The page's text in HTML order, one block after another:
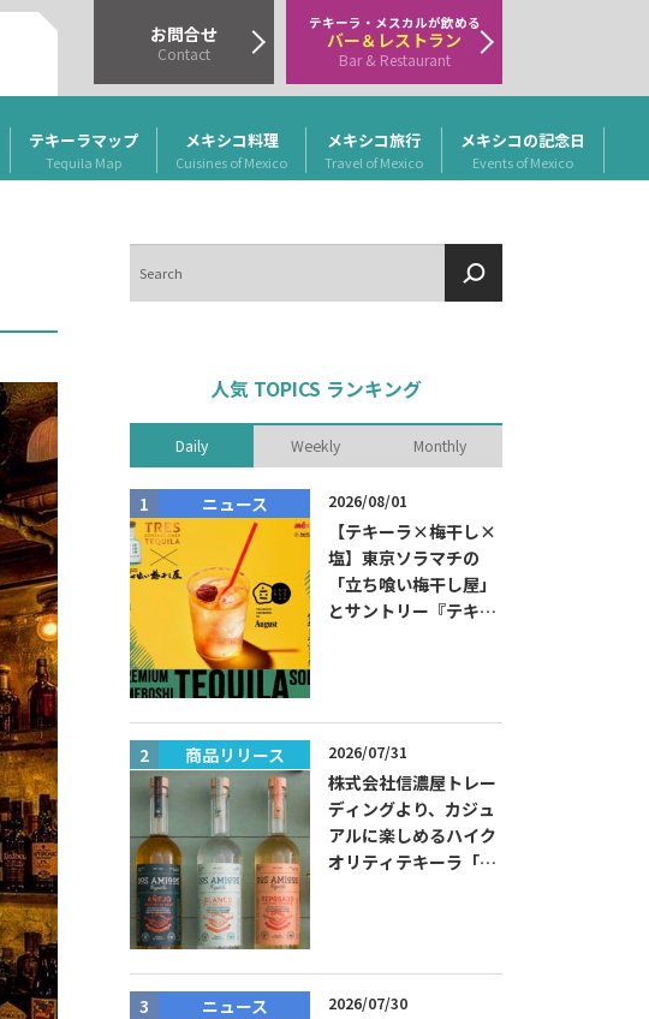
テキーラマップ
Tequila Map
メキシコ料理
Cuisines of Mexico
メキシコ旅行
Travel of Mexico
メキシコの記念日
Events of Mexico
お問合せ
Contact
テキーラ・メスカルが飲める
バー＆レストラン
Bar & Restaurant
索
人気 TOPICS ランキング
Daily Weekly Monthly
ニュース 2026/08/01
【テキーラ×梅干し×
塩】東京ソラマチの
「立ち喰い梅干し屋」
とサントリー『テキー
8月限定メニューに！
商品リリース 2026/07/31
株式会社信濃屋トレー
ディングより、カジュ
アルに楽しめるハイク
オリティテキーラ「ド
ニュース 2026/07/30